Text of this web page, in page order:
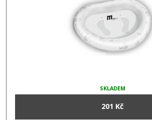
SKLADEM
201 Kč